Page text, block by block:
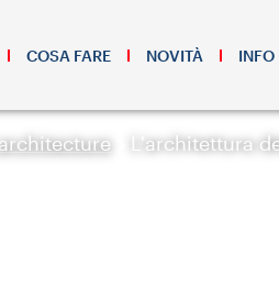
COSA FARE NOVITÀ INFO
L'architettura